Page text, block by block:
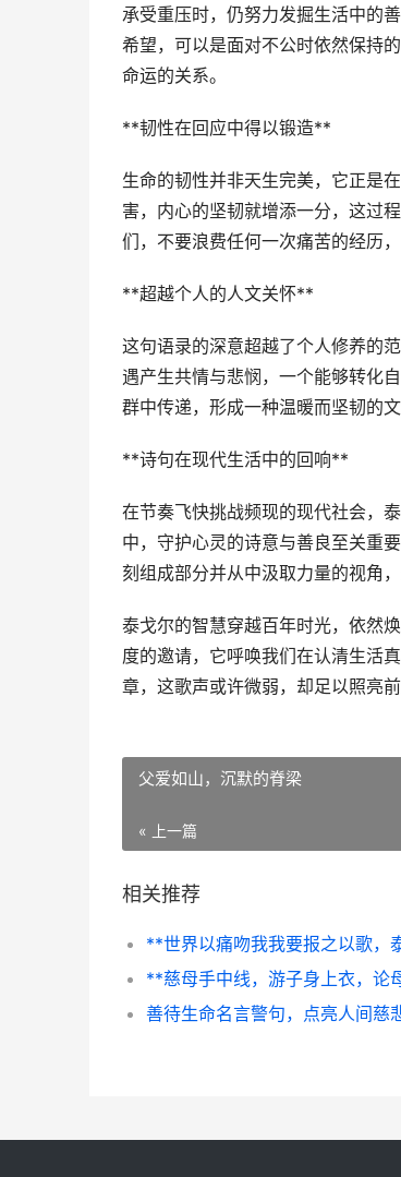
承受重压时，仍努力发掘生活中的
希望，可以是面对不公时依然保持
命运的关系。
**韧性在回应中得以锻造**
生命的韧性并非天生完美，它正是
害，内心的坚韧就增添一分，这过
们，不要浪费任何一次痛苦的经历
**超越个人的人文关怀**
这句语录的深意超越了个人修养的
遇产生共情与悲悯，一个能够转化
群中传递，形成一种温暖而坚韧的
**诗句在现代生活中的回响**
在节奏飞快挑战频现的现代社会，
中，守护心灵的诗意与善良至关重
刻组成部分并从中汲取力量的视角
泰戈尔的智慧穿越百年时光，依然
度的邀请，它呼唤我们在认清生活
章，这歌声或许微弱，却足以照亮前
父爱如山，沉默的脊梁
« 上一篇
相关推荐
**慈母手中线，游子身上衣，论